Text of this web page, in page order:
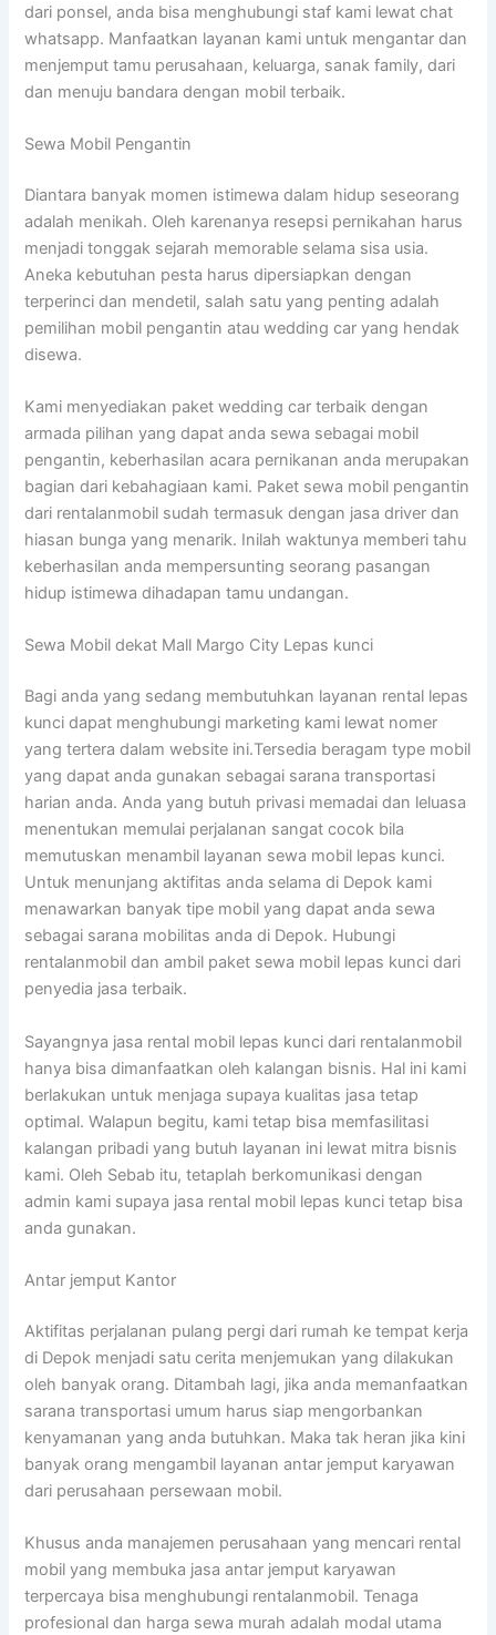
dari ponsel, anda bisa menghubungi staf kami lewat chat
whatsapp. Manfaatkan layanan kami untuk mengantar dan
menjemput tamu perusahaan, keluarga, sanak family, dari
dan menuju bandara dengan mobil terbaik.
Sewa Mobil Pengantin
Diantara banyak momen istimewa dalam hidup seseorang
adalah menikah. Oleh karenanya resepsi pernikahan harus
menjadi tonggak sejarah memorable selama sisa usia.
Aneka kebutuhan pesta harus dipersiapkan dengan
terperinci dan mendetil, salah satu yang penting adalah
pemilihan mobil pengantin atau wedding car yang hendak
disewa.
Kami menyediakan paket wedding car terbaik dengan
armada pilihan yang dapat anda sewa sebagai mobil
pengantin, keberhasilan acara pernikanan anda merupakan
bagian dari kebahagiaan kami. Paket sewa mobil pengantin
dari rentalanmobil sudah termasuk dengan jasa driver dan
hiasan bunga yang menarik. Inilah waktunya memberi tahu
keberhasilan anda mempersunting seorang pasangan
hidup istimewa dihadapan tamu undangan.
Sewa Mobil dekat Mall Margo City Lepas kunci
Bagi anda yang sedang membutuhkan layanan rental lepas
kunci dapat menghubungi marketing kami lewat nomer
yang tertera dalam website ini.Tersedia beragam type mobil
yang dapat anda gunakan sebagai sarana transportasi
harian anda. Anda yang butuh privasi memadai dan leluasa
menentukan memulai perjalanan sangat cocok bila
memutuskan menambil layanan sewa mobil lepas kunci.
Untuk menunjang aktifitas anda selama di Depok kami
menawarkan banyak tipe mobil yang dapat anda sewa
sebagai sarana mobilitas anda di Depok. Hubungi
rentalanmobil dan ambil paket sewa mobil lepas kunci dari
penyedia jasa terbaik.
Sayangnya jasa rental mobil lepas kunci dari rentalanmobil
hanya bisa dimanfaatkan oleh kalangan bisnis. Hal ini kami
berlakukan untuk menjaga supaya kualitas jasa tetap
optimal. Walapun begitu, kami tetap bisa memfasilitasi
kalangan pribadi yang butuh layanan ini lewat mitra bisnis
kami. Oleh Sebab itu, tetaplah berkomunikasi dengan
admin kami supaya jasa rental mobil lepas kunci tetap bisa
anda gunakan.
Antar jemput Kantor
Aktifitas perjalanan pulang pergi dari rumah ke tempat kerja
di Depok menjadi satu cerita menjemukan yang dilakukan
oleh banyak orang. Ditambah lagi, jika anda memanfaatkan
sarana transportasi umum harus siap mengorbankan
kenyamanan yang anda butuhkan. Maka tak heran jika kini
banyak orang mengambil layanan antar jemput karyawan
dari perusahaan persewaan mobil.
Khusus anda manajemen perusahaan yang mencari rental
mobil yang membuka jasa antar jemput karyawan
terpercaya bisa menghubungi rentalanmobil. Tenaga
profesional dan harga sewa murah adalah modal utama